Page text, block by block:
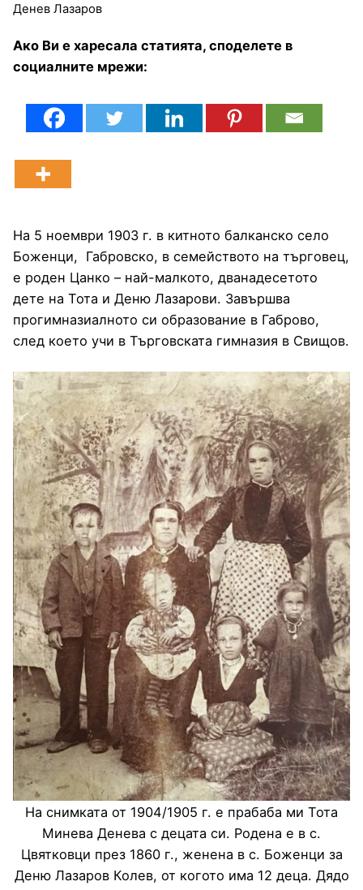
Денев Лазаров
Ако Ви е харесала статията, споделете в
социалните мрежи:
На 5 ноември 1903 г. в китното балканско село
Боженци, Габровско, в семейството на търговец,
е роден Цанко – най-малкото, дванадесетото
дете на Тота и Деню Лазарови. Завършва
прогимназиалното си образование в Габрово,
след което учи в Търговската гимназия в Свищов.
На снимката от 1904/1905 г. е прабаба ми Тота
Минева Денева с децата си. Родена е в с.
Цвятковци през 1860 г., женена в с. Боженци за
Деню Лазаров Колев, от когото има 12 деца. Дядо